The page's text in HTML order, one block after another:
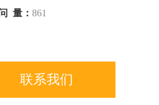
量： 861
联系我们